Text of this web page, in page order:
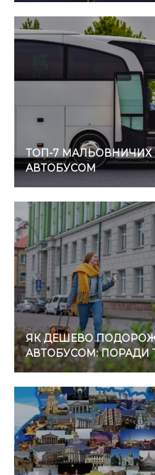
ТОП-7 МАЛЬОВНИЧИХ
АВТОБУСОМ
ЯК ДЕШЕВО
АВТОБУСОМ: ПОРАДИ